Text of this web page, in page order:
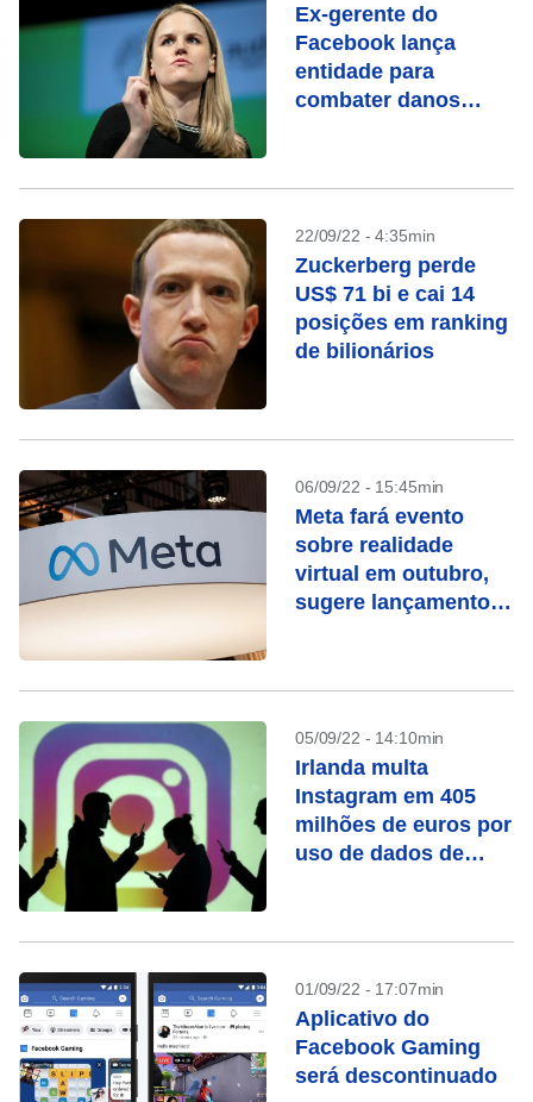
Ex-gerente do
Facebook lança
entidade para
combater danos
22/09/22 - 4:35min
Zuckerberg perde
US$ 71 bi e cai 14
posições em ranking
de bilionários
06/09/22 - 15:45min
Meta fará evento
sobre realidade
virtual em outubro,
sugere lançamento
05/09/22 - 14:10min
Irlanda multa
Instagram em 405
milhões de euros por
uso de dados de
01/09/22 - 17:07min
Aplicativo do
Facebook Gaming
será descontinuado